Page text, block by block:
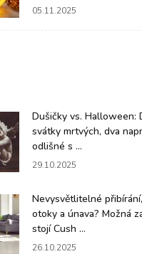
05.11.2025
Dušičky vs. Halloween:
svátky mrtvých, dva
odlišné s ...
29.10.2025
Nevysvětlitelné přibírání,
otoky a únava? Možná
stojí Cush ...
26.10.2025